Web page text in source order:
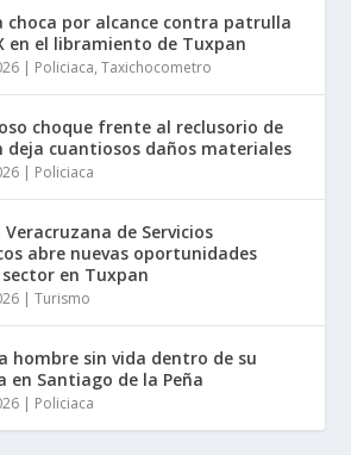
choca por alcance contra patrulla
en el libramiento de Tuxpan
Policiaca,Taxichocometro
choque frente al reclusorio de
deja cuantiosos daños materiales
Policiaca
Veracruzana de Servicios
abre nuevas oportunidades
en Tuxpan
|Turismo
hombre sin vida dentro de su
en Santiago de la Peña
Policiaca